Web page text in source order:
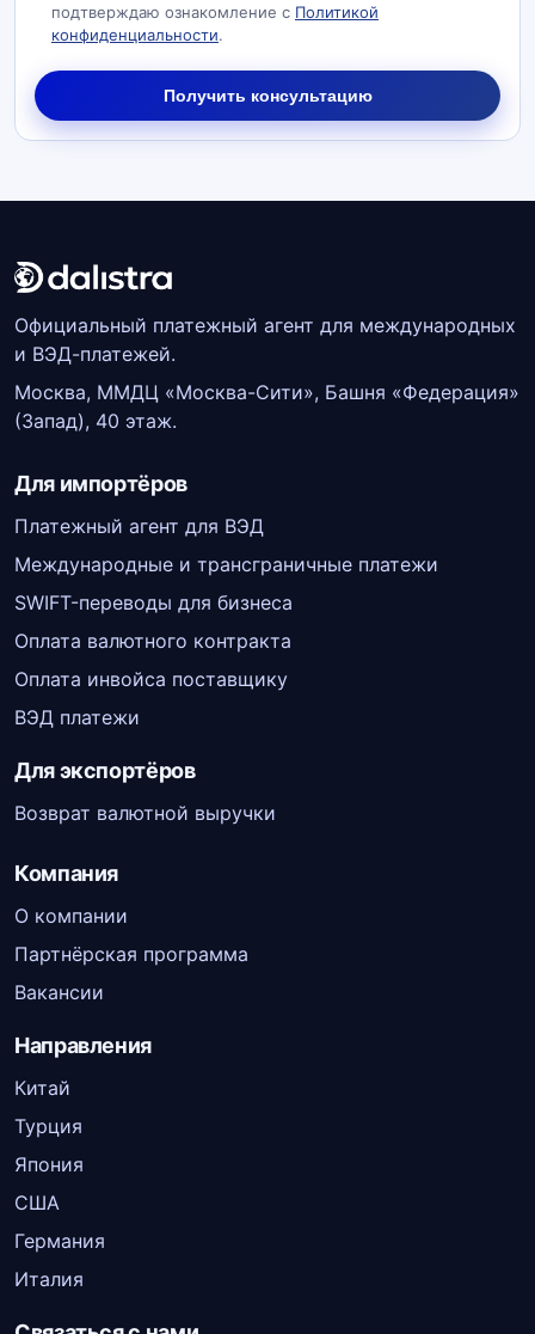
подтверждаю ознакомление с Политикой
конфиденциальности.
Получить консультацию
Официальный платежный агент для международных
и ВЭД-платежей.
Москва, ММДЦ «Москва-Сити», Башня «Федерация»
(Запад), 40 этаж.
Для импортёров
Платежный агент для ВЭД
Международные и трансграничные платежи
SWIFT-переводы для бизнеса
Оплата валютного контракта
Оплата инвойса поставщику
ВЭД платежи
Для экспортёров
Возврат валютной выручки
Компания
О компании
Партнёрская программа
Вакансии
Направления
Китай
Турция
Япония
США
Германия
Италия